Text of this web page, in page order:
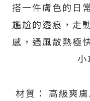
搭一件膚色的日
尷尬的透痕，走
感，通風散熱極
小
材質： 高級爽